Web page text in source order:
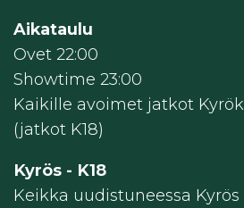
Aikataulu
Ovet 22:00
Showtime 23:00
Kaikille avoimet jatkot
(jatkot K18)
Kyrös - K18
Keikka uudistuneessa Kyrös